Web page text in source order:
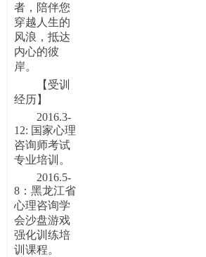
者，陪伴您
穿越人生的
风浪，抵达
内心的彼
岸。
【受训
经历】
2016.3-
12: 国家心理
咨询师考试
专业培训。
2016.5-
8：黑龙江省
心理咨询学
会沙盘游戏
强化训练培
训课程。